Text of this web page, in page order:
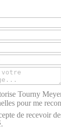
Tourny
pour me
de recevoir